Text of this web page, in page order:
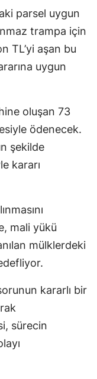
parsel uygun
trampa için
TL’yi aşan bu
uygun
oluşan 73
ödenecek.
şekilde
kararı
mali yükü
mülklerdeki
kararlı bir
sürecin